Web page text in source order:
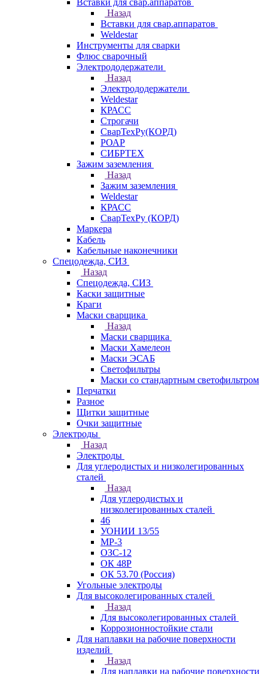
Вставки для свар.аппаратов
Назад
Вставки для свар.аппаратов
Weldestar
Инструменты для сварки
Флюс сварочный
Электрододержатели
Назад
Электрододержатели
Weldestar
КРАСС
Строгачи
СварТехРу(КОРД)
РОАР
СИБРТЕХ
Зажим заземления
Назад
Зажим заземления
Weldestar
КРАСС
СварТехРу (КОРД)
Маркера
Кабель
Кабельные наконечники
Спецодежда, СИЗ
Назад
Спецодежда, СИЗ
Каски защитные
Краги
Маски сварщика
Назад
Маски сварщика
Маски Хамелеон
Маски ЭСАБ
Светофильтры
Маски со стандартным светофильтром
Перчатки
Разное
Щитки защитные
Очки защитные
Электроды
Назад
Электроды
Для углеродистых и низколегированных
сталей
Назад
Для углеродистых и
низколегированных сталей
46
УОНИИ 13/55
МР-3
ОЗС-12
ОК 48Р
ОК 53.70 (Россия)
Угольные электроды
Для высоколегированных сталей
Назад
Для высоколегированных сталей
Коррозионностойкие стали
Для наплавки на рабочие поверхности
изделий
Назад
Для наплавки на рабочие поверхности